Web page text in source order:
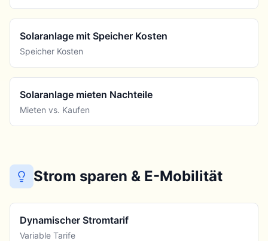
Solaranlage mit Speicher Kosten
Speicher Kosten
Solaranlage mieten Nachteile
Mieten vs. Kaufen
Strom sparen & E-Mobilität
Dynamischer Stromtarif
Variable Tarife